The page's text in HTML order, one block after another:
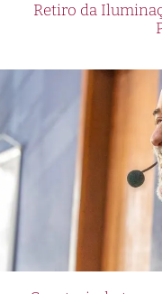
Retiro da